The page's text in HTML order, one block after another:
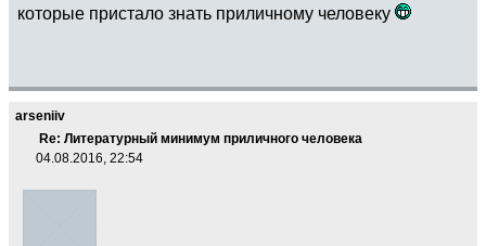
которые пристало знать приличному человеку
arseniiv
Re: Литературный минимум приличного человека
04.08.2016, 22:54